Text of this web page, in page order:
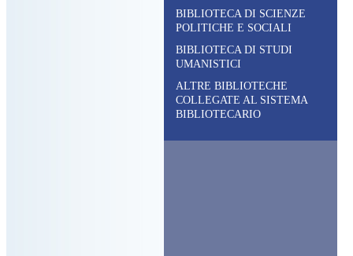
BIBLIOTECA DI SCIENZE
POLITICHE E SOCIALI
BIBLIOTECA DI STUDI
UMANISTICI
ALTRE BIBLIOTECHE
COLLEGATE AL SISTEMA
BIBLIOTECARIO